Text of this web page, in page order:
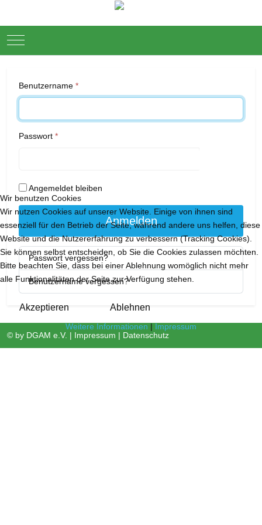
Mobile Menu Toggle
Benutzername *
Passwort *
Angemeldet bleiben
Anmelden
Passwort vergessen?
Benutzername vergessen?
© by DGAM e.V. | Impressum | Datenschutz
Wir benutzen Cookies
Wir nutzen Cookies auf unserer Website. Einige von ihnen sind
essenziell für den Betrieb der Seite, während andere uns helfen, diese
Website und die Nutzererfahrung zu verbessern (Tracking Cookies).
Sie können selbst entscheiden, ob Sie die Cookies zulassen möchten.
Bitte beachten Sie, dass bei einer Ablehnung womöglich nicht mehr
alle Funktionalitäten der Seite zur Verfügung stehen.
Akzeptieren Ablehnen
Weitere Informationen | Impressum